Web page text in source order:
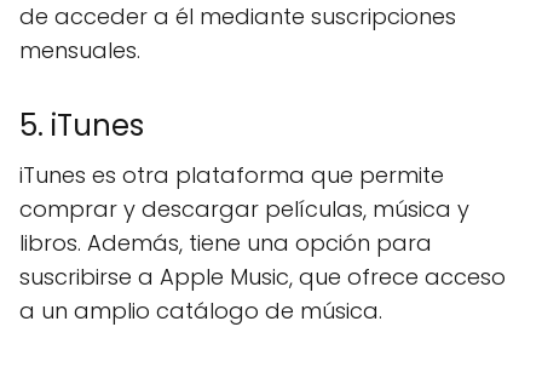
de acceder a él mediante suscripciones
mensuales.
5. iTunes
iTunes es otra plataforma que permite
comprar y descargar películas, música y
libros. Además, tiene una opción para
suscribirse a Apple Music, que ofrece acceso
a un amplio catálogo de música.